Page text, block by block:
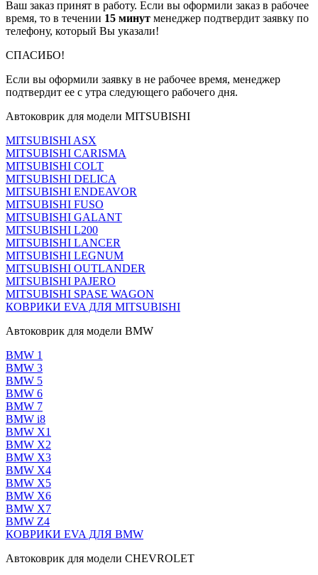
Ваш заказ принят в работу. Если вы оформили заказ в рабочее
время, то в течении 15 минут менеджер подтвердит заявку по
телефону, который Вы указали!
СПАСИБО!
Если вы оформили заявку в не рабочее время, менеджер
подтвердит ее с утра следующего рабочего дня.
Автоковрик для модели MITSUBISHI
MITSUBISHI ASX
MITSUBISHI CARISMA
MITSUBISHI COLT
MITSUBISHI DELICA
MITSUBISHI ENDEAVOR
MITSUBISHI FUSO
MITSUBISHI GALANT
MITSUBISHI L200
MITSUBISHI LANCER
MITSUBISHI LEGNUM
MITSUBISHI OUTLANDER
MITSUBISHI PAJERO
MITSUBISHI SPASE WAGON
КОВРИКИ EVA ДЛЯ MITSUBISHI
Автоковрик для модели BMW
BMW 1
BMW 3
BMW 5
BMW 6
BMW 7
BMW i8
BMW X1
BMW X2
BMW X3
BMW X4
BMW X5
BMW X6
BMW X7
BMW Z4
КОВРИКИ EVA ДЛЯ BMW
Автоковрик для модели CHEVROLET